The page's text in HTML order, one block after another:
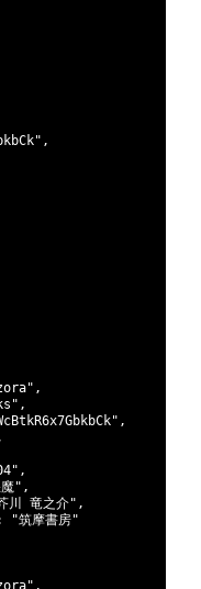
,
,
,
,
,
" ,
川 竜之介" ,
"筑摩書房"
,